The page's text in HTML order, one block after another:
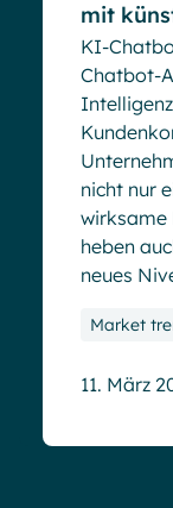
mit
KI-
Chatbot-
nicht nur
wirksame
heben
neues
Market
11. März